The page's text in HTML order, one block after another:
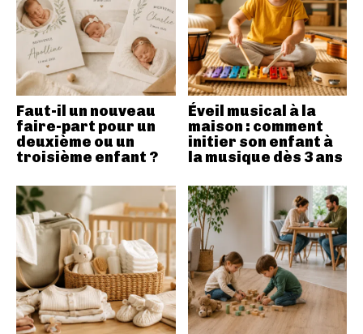
Faut-il un nouveau
faire-part pour un
deuxième ou un
troisième enfant ?
Éveil musical à la
maison : comment
initier son enfant à
la musique dès 3 ans